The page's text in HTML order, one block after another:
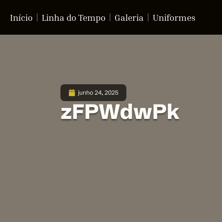
Início Linha do Tempo Galeria Uniformes
junho 24, 2025
zFPWdwPk